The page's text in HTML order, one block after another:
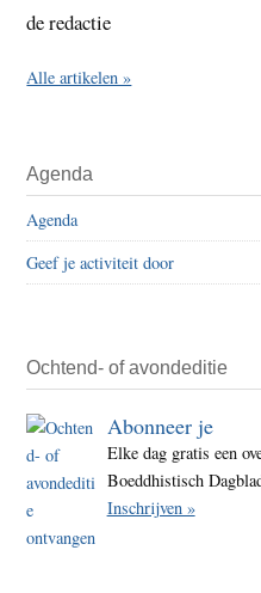
de redactie
Alle artikelen »
Agenda
Agenda
Geef je activiteit door
Ochtend- of avondeditie
Abonneer je
Elke dag gratis een
Boeddhistisch
Inschrijven »